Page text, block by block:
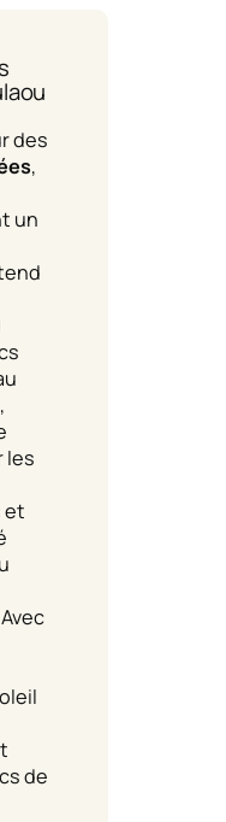
des
,
un
les
et
de